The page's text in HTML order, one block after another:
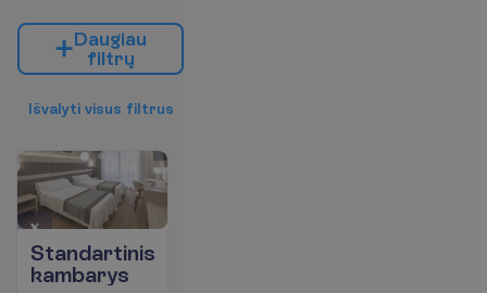
Daugiau
filtrų
Išvalyti visus filtrus
Standartinis
kambarys